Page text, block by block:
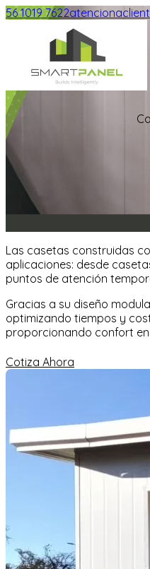
56 1019 7622
Las casetas construidas
aplicaciones: desde
puntos de atención
Gracias a su diseño
optimizando tiempos y
proporcionando confort
Cotiza Ahora